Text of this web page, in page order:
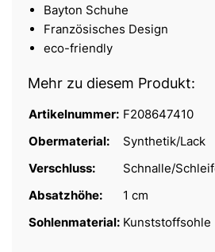
Bayton Schuhe
Französisches Design
eco-friendly
Mehr zu diesem Produkt:
Artikelnummer: F208647410
Obermaterial:
Synthetik/Lack
Verschluss:
Schnalle/
Absatzhöhe:
1 cm
Sohlenmaterial: Kunststoffsohle